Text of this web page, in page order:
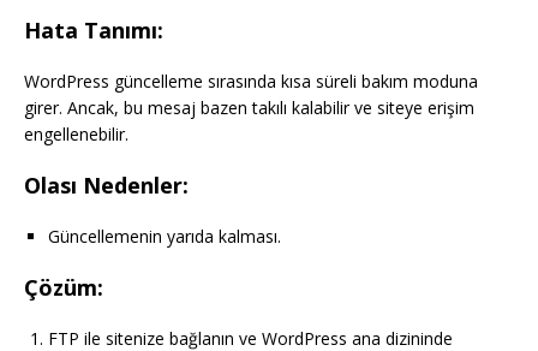
Hata Tanımı:
WordPress güncelleme sırasında kısa süreli bakım moduna
girer. Ancak, bu mesaj bazen takılı kalabilir ve siteye erişim
engellenebilir.
Olası Nedenler:
Güncellemenin yarıda kalması.
Çözüm:
FTP ile sitenize bağlanın ve WordPress ana dizininde